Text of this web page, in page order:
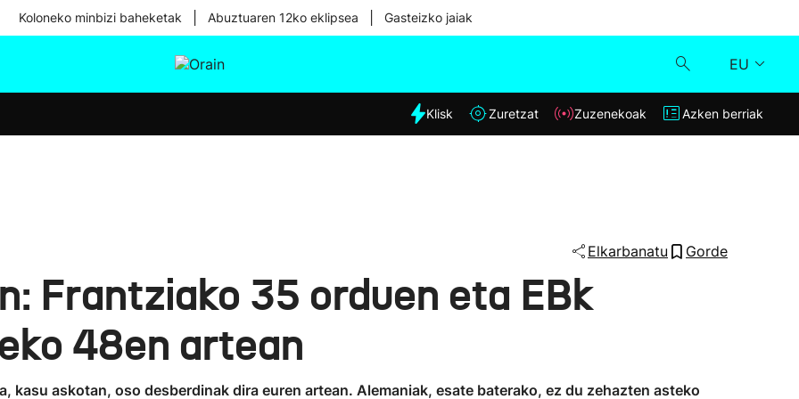
Koloneko minbizi baheketak Abuztuaren 12ko eklipsea Gasteizko jaiak
EU
Eguraldia
Klisk
Klisk Zuretzat Zuzenekoak Azken berriak
Elkarbanatu Gorde
Frantziako 35 orduen eta EBk
48en artean
kasu askotan, oso desberdinak dira euren artean. Alemaniak, esate baterako, ez du zehazten asteko